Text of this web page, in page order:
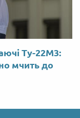
Ту-22М3:
мчить до